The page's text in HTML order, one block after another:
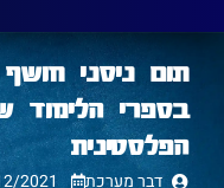
תום ניסני
בספרי הלימוד
הפלסטינית
דבר מערכת 2021